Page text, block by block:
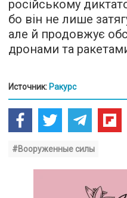
російському
бо він не лише
але й продовжує
дронами та
Источник: Ракурс
#Вооруженные силы